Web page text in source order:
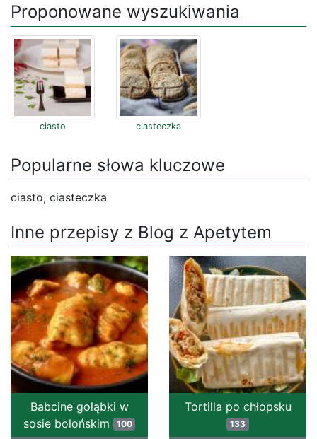
Proponowane wyszukiwania
ciasto ciasteczka
Popularne słowa kluczowe
ciasto, ciasteczka
Inne przepisy z Blog z Apetytem
Babcine gołąbki w
sosie bolońskim
100
Tortilla po chłopsku
133